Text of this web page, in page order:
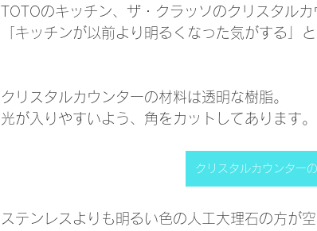
TOTOのキッチン、ザ・クラッソのクリスタルカ
「キッチンが以前より明るくなった気がする」
クリスタルカウンターの材料は透明な樹脂。
光が入りやすいよう、角をカットしてあります。
クリスタルカウンター
ステンレスよりも明るい色の人工大理石の方が